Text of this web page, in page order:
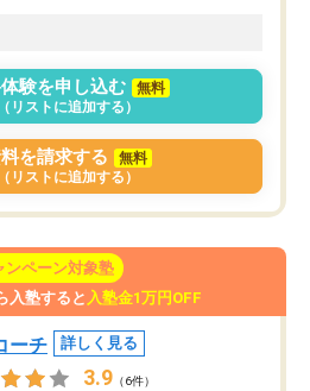
験を申し込む
無料
（リストに追加する）
を請求する
無料
（リストに追加する）
ンペーン対象塾
入塾すると入塾金1万円OFF
ーチ 詳しく見る
3.9 （6件）